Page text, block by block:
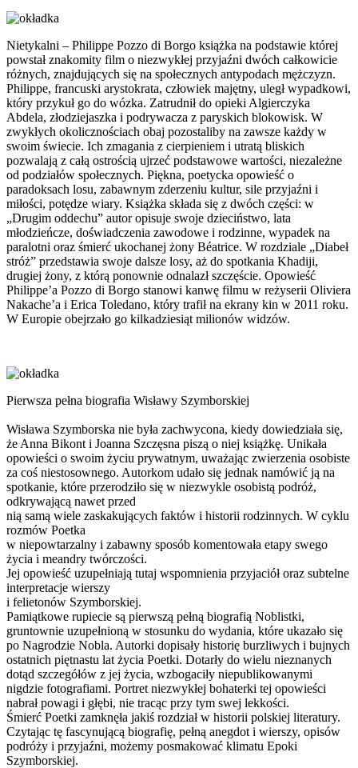
Nietykalni – Philippe Pozzo di Borgo książka na podstawie której
powstał znakomity film o niezwykłej przyjaźni dwóch całkowicie
różnych, znajdujących się na społecznych antypodach mężczyzn.
Philippe, francuski arystokrata, człowiek majętny, uległ wypadkowi,
który przykuł go do wózka. Zatrudnił do opieki Algierczyka
Abdela, złodziejaszka i podrywacza z paryskich blokowisk. W
zwykłych okolicznościach obaj pozostaliby na zawsze każdy w
swoim świecie. Ich zmagania z cierpieniem i utratą bliskich
pozwalają z całą ostrością ujrzeć podstawowe wartości, niezależne
od podziałów społecznych. Piękna, poetycka opowieść o
paradoksach losu, zabawnym zderzeniu kultur, sile przyjaźni i
miłości, potędze wiary. Książka składa się z dwóch części: w
„Drugim oddechu” autor opisuje swoje dzieciństwo, lata
młodzieńcze, doświadczenia zawodowe i rodzinne, wypadek na
paralotni oraz śmierć ukochanej żony Béatrice. W rozdziale „Diabeł
stróż” przedstawia swoje dalsze losy, aż do spotkania Khadiji,
drugiej żony, z którą ponownie odnalazł szczęście. Opowieść
Philippe’a Pozzo di Borgo stanowi kanwę filmu w reżyserii Oliviera
Nakache’a i Erica Toledano, który trafił na ekrany kin w 2011 roku.
W Europie obejrzało go kilkadziesiąt milionów widzów.
Pierwsza pełna biografia Wisławy Szymborskiej
Wisława Szymborska nie była zachwycona, kiedy dowiedziała się,
że Anna Bikont i Joanna Szczęsna piszą o niej książkę. Unikała
opowieści o swoim życiu prywatnym, uważając zwierzenia osobiste
za coś niestosownego. Autorkom udało się jednak namówić ją na
spotkanie, które przerodziło się w niezwykle osobistą podróż,
odkrywającą nawet przed
nią samą wiele zaskakujących faktów i historii rodzinnych. W cyklu
rozmów Poetka
w niepowtarzalny i zabawny sposób komentowała etapy swego
życia i meandry twórczości.
Jej opowieść uzupełniają tutaj wspomnienia przyjaciół oraz subtelne
interpretacje wierszy
i felietonów Szymborskiej.
Pamiątkowe rupiecie są pierwszą pełną biografią Noblistki,
gruntownie uzupełnioną w stosunku do wydania, które ukazało się
po Nagrodzie Nobla. Autorki dopisały historię burzliwych i bujnych
ostatnich piętnastu lat życia Poetki. Dotarły do wielu nieznanych
dotąd szczegółów z jej życia, wzbogaciły niepublikowanymi
nigdzie fotografiami. Portret niezwykłej bohaterki tej opowieści
nabrał powagi i głębi, nie tracąc przy tym swej lekkości.
Śmierć Poetki zamknęła jakiś rozdział w historii polskiej literatury.
Czytając tę fascynującą biografię, pełną anegdot i wierszy, opisów
podróży i przyjaźni, możemy posmakować klimatu Epoki
Szymborskiej.